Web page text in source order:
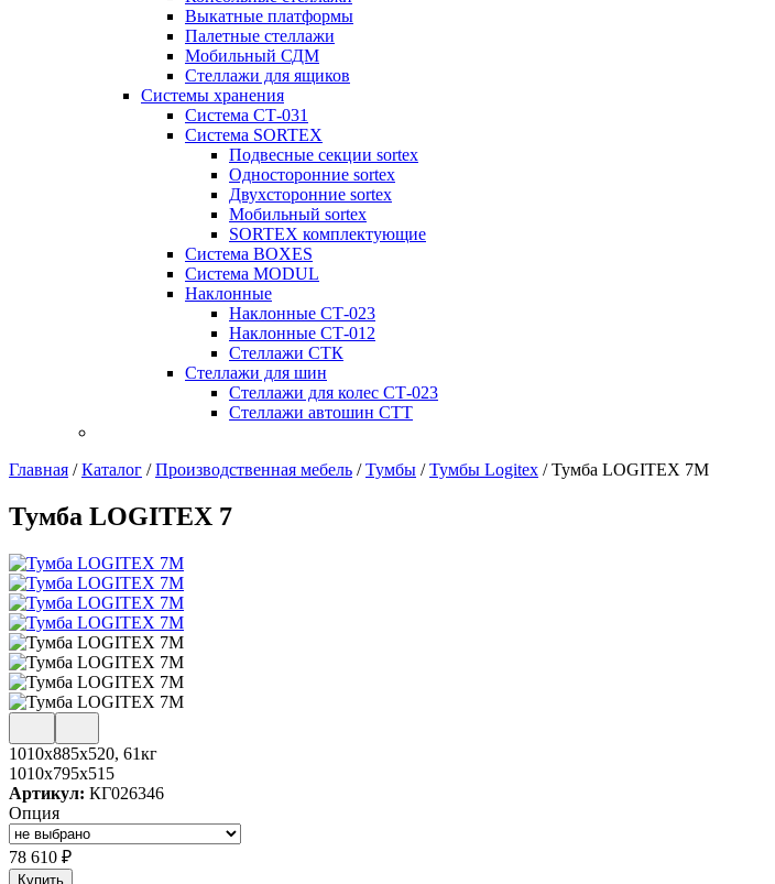
Выкатные платформы
Палетные стеллажи
Мобильный СДМ
Стеллажи для ящиков
Системы хранения
Система СТ-031
Система SORTEX
Подвесные секции sortex
Односторонние sortex
Двухсторонние sortex
Мобильный sortex
SORTEX комплектующие
Система BOXES
Система MODUL
Наклонные
Наклонные СТ-023
Наклонные СТ-012
Стеллажи СТК
Стеллажи для шин
Стеллажи для колес СТ-023
Стеллажи автошин СТТ
Главная /Каталог /Производственная мебель /Тумбы /Тумбы Logitex /Тумба LOGITEX 7М
Тумба LOGITEX 7
1010х885х520, 61кг
1010x795x515
Артикул: КГ026346
Опция
78 610 ₽
Купить